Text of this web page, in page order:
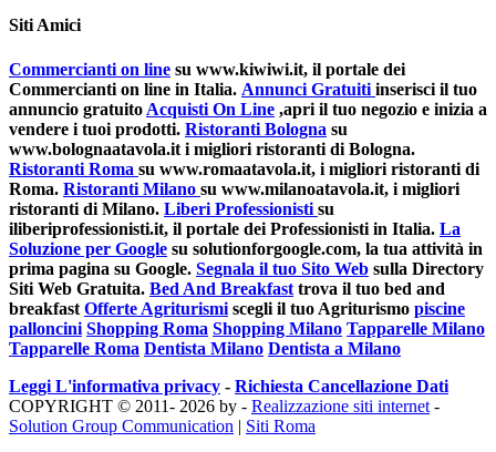
Siti Amici
Commercianti on line su www.kiwiwi.it, il portale dei
Commercianti on line in Italia. Annunci Gratuiti inserisci il tuo
annuncio gratuito Acquisti On Line ,apri il tuo negozio e inizia a
vendere i tuoi prodotti. Ristoranti Bologna su
www.bolognaatavola.it i migliori ristoranti di Bologna.
Ristoranti Roma su www.romaatavola.it, i migliori ristoranti di
Roma. Ristoranti Milano su www.milanoatavola.it, i migliori
ristoranti di Milano. Liberi Professionisti su
iliberiprofessionisti.it, il portale dei Professionisti in Italia. La
Soluzione per Google su solutionforgoogle.com, la tua attività in
prima pagina su Google. Segnala il tuo Sito Web sulla Directory
Siti Web Gratuita. Bed And Breakfast trova il tuo bed and
breakfast Offerte Agriturismi scegli il tuo Agriturismo piscine
palloncini Shopping Roma Shopping Milano Tapparelle Milano
Tapparelle Roma Dentista Milano Dentista a Milano
Leggi L'informativa privacy - Richiesta Cancellazione Dati
COPYRIGHT © 2011- 2026 by - Realizzazione siti internet -
Solution Group Communication | Siti Roma